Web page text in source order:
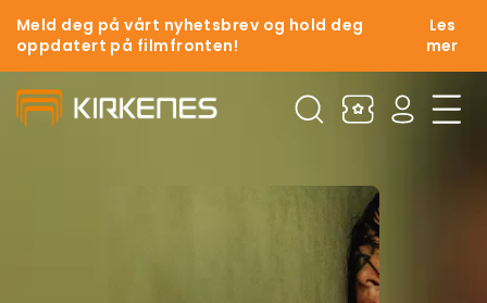
Meld deg på vårt nyhetsbrev og hold deg
oppdatert på filmfronten!
Les
mer